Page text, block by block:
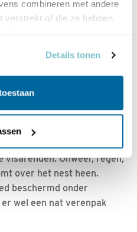
combineren met andere
verstrekt of die ze hebben
Details tonen
|
visarenden. Onweer, regen,
over het nest heen.
beschermd onder
wel een nat verenpak